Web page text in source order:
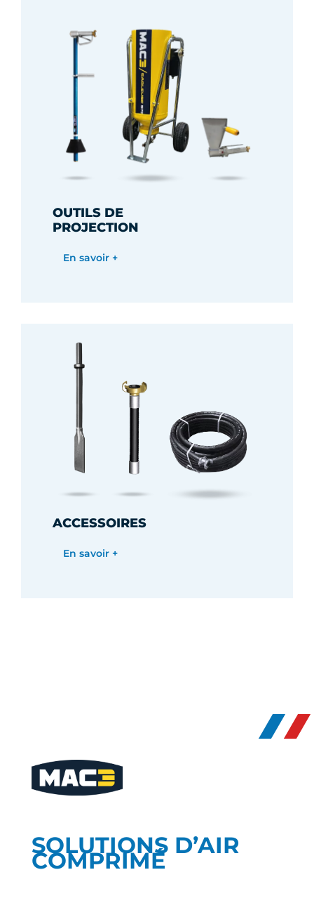
OUTILS DE
PROJECTION
En savoir +
ACCESSOIRES
En savoir +
SOLUTIONS D’AIR
COMPRIMÉ